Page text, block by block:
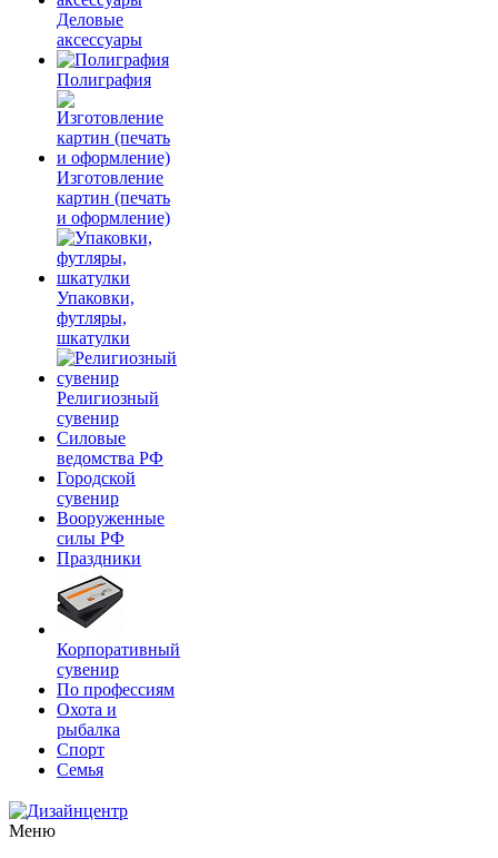
Деловые
аксессуары
Полиграфия
Изготовление
картин (печать
и оформление)
Упаковки,
футляры,
шкатулки
Религиозный
сувенир
Силовые
ведомства РФ
Городской
сувенир
Вооруженные
силы РФ
Праздники
Корпоративный
сувенир
По профессиям
Охота и
рыбалка
Спорт
Семья
Меню